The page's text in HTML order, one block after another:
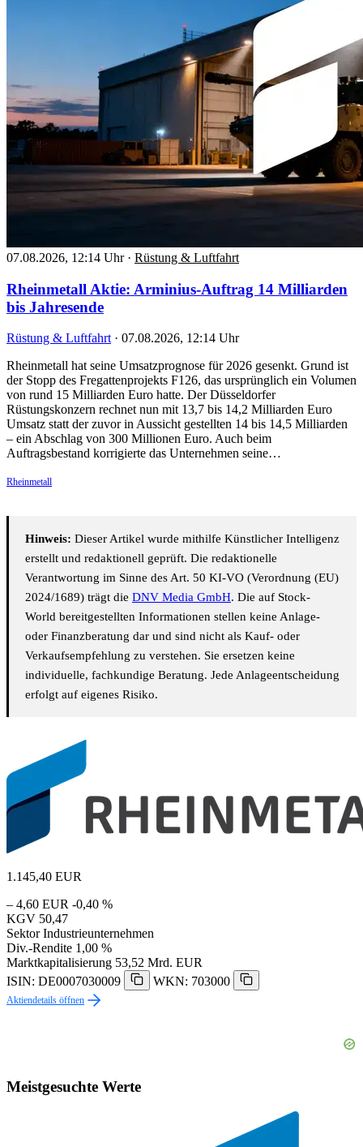
07.08.2026, 12:14 Uhr · Rüstung & Luftfahrt
Rheinmetall Aktie: Arminius-Auftrag 14 Milliarden
bis Jahresende
Rüstung & Luftfahrt · 07.08.2026, 12:14 Uhr
Rheinmetall hat seine Umsatzprognose für 2026 gesenkt. Grund ist
der Stopp des Fregattenprojekts F126, das ursprünglich ein Volumen
von rund 15 Milliarden Euro hatte. Der Düsseldorfer
Rüstungskonzern rechnet nun mit 13,7 bis 14,2 Milliarden Euro
Umsatz statt der zuvor in Aussicht gestellten 14 bis 14,5 Milliarden
– ein Abschlag von 300 Millionen Euro. Auch beim
Auftragsbestand korrigierte das Unternehmen seine…
Rheinmetall
Hinweis: Dieser Artikel wurde mithilfe Künstlicher Intelligenz
erstellt und redaktionell geprüft. Die redaktionelle
Verantwortung im Sinne des Art. 50 KI-VO (Verordnung (EU)
2024/1689) trägt die DNV Media GmbH. Die auf Stock-
World bereitgestellten Informationen stellen keine Anlage-
oder Finanzberatung dar und sind nicht als Kauf- oder
Verkaufsempfehlung zu verstehen. Sie ersetzen keine
individuelle, fachkundige Beratung. Jede Anlageentscheidung
erfolgt auf eigenes Risiko.
1.145,40 EUR
– 4,60 EUR -0,40 %
KGV 50,47
Sektor Industrieunternehmen
Div.-Rendite 1,00 %
Marktkapitalisierung 53,52 Mrd. EUR
ISIN: DE0007030009
WKN: 703000
Aktiendetails öffnen
Meistgesuchte Werte